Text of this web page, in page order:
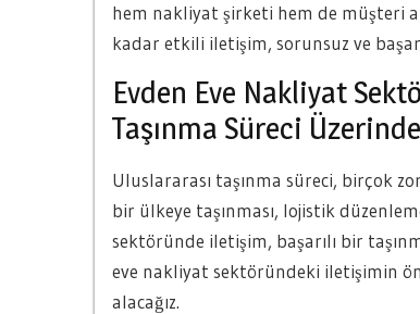
hem nakliyat şirketi hem de müşteri
kadar etkili iletişim, sorunsuz ve
Evden Eve Nakliyat
Taşınma Süreci
Uluslararası taşınma süreci, birçok
bir ülkeye taşınması, lojistik
sektöründe iletişim, başarılı bir
eve nakliyat sektöründeki iletişimin
alacağız.